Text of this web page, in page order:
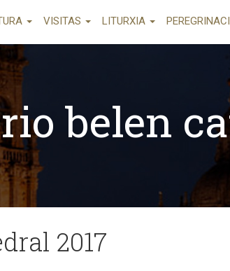
VISITAS LITURXIA
belen
2017